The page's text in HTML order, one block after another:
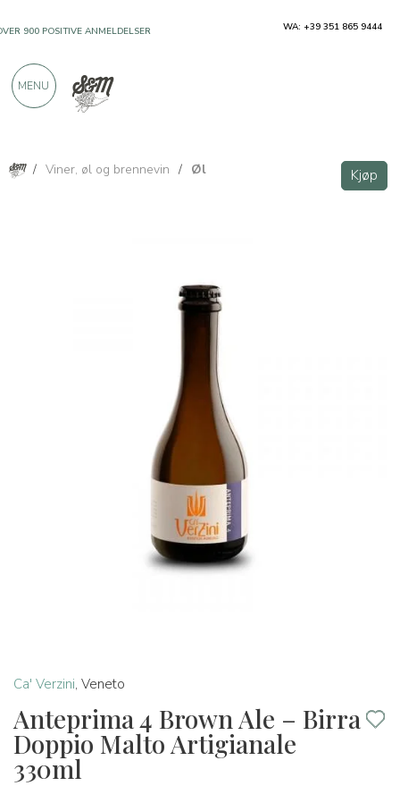
/ Viner, øl og brennevin / Øl Kjøp
Ca' Verzini, Veneto
Anteprima 4 Brown Ale – Birra
Doppio Malto Artigianale
330ml
900 POSITIVE ANMELDELSER WA: +39 351 865 9444
MENU